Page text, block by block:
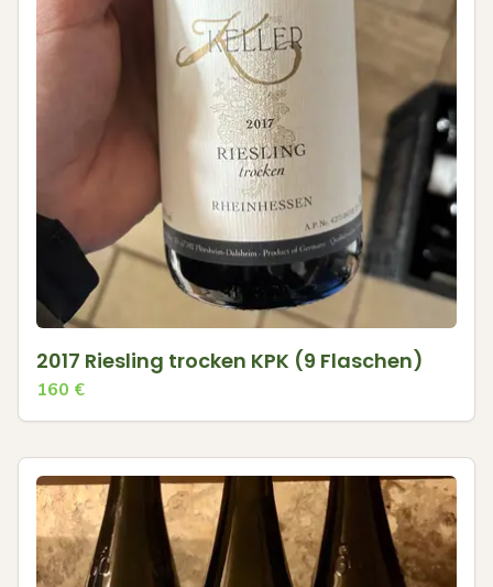
2017 Riesling trocken KPK (9 Flaschen)
160 €